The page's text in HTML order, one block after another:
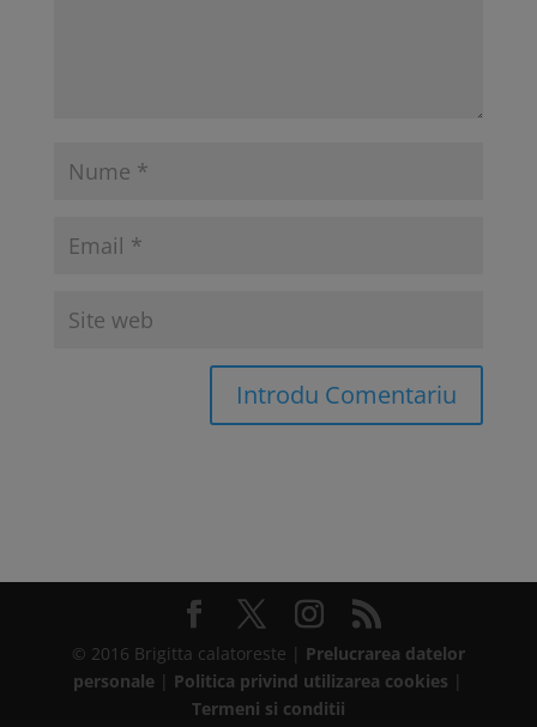
© 2016 Brigitta calatoreste | Prelucrarea datelor
personale | Politica privind utilizarea cookies |
Termeni si conditii